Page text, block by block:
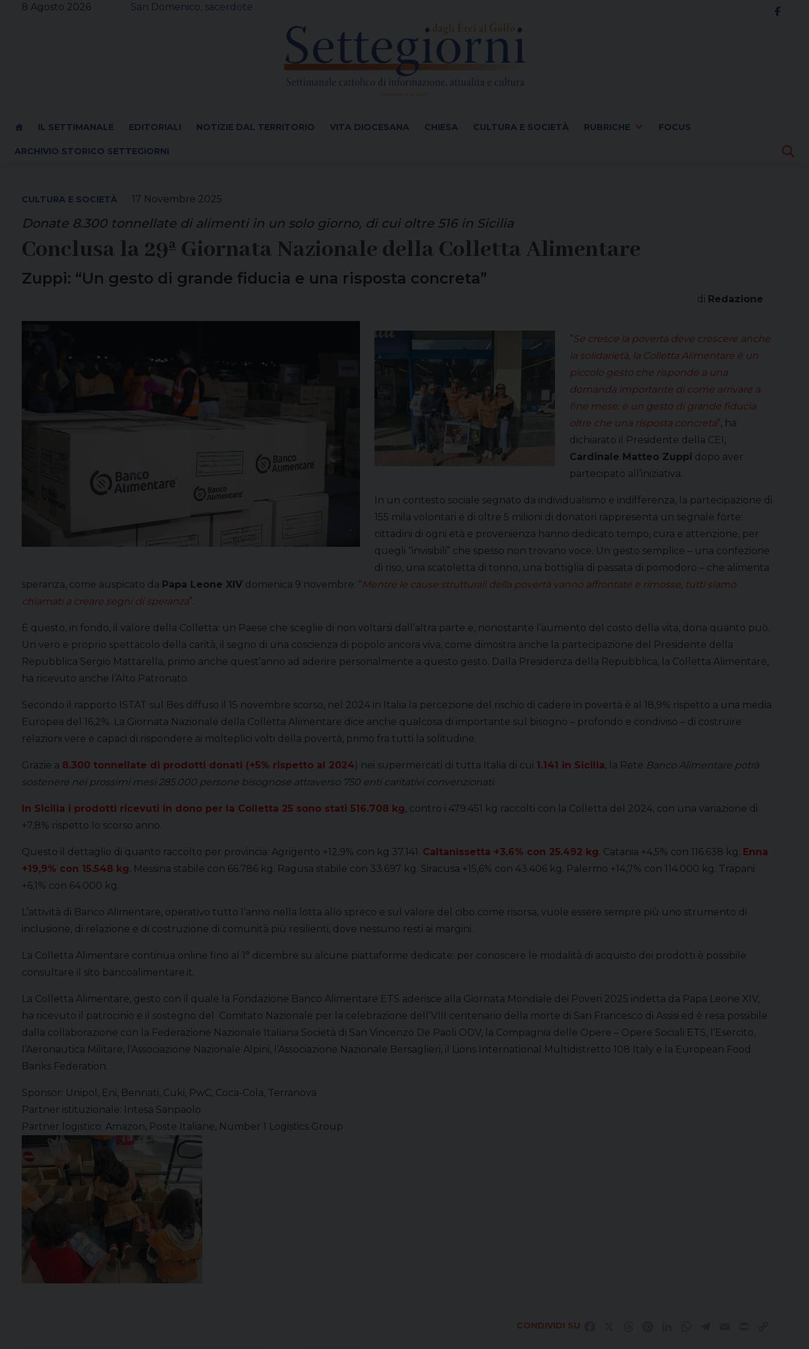
8 Agosto 2026 San Domenico, sacerdote
IL SETTIMANALE EDITORIALI NOTIZIE DAL TERRITORIO VITA DIOCESANA CHIESA CULTURA E SOCIETÀ RUBRICHE FOCUS
ARCHIVIO STORICO SETTEGIORNI
17 Novembre 2025
CULTURA E SOCIETÀ
Donate 8.300 tonnellate di alimenti in un solo giorno, di cui oltre 516 in Sicilia
Conclusa la 29ª Giornata Nazionale della Colletta Alimentare
Zuppi: “Un gesto di grande fiducia e una risposta concreta”
di Redazione
“Se cresce la povertà deve crescere anche
la solidarietà, la Colletta Alimentare è un
piccolo gesto che risponde a una
domanda importante di come arrivare a
fine mese: è un gesto di grande fiducia
oltre che una risposta concreta”, ha
dichiarato il Presidente della CEI,
Cardinale Matteo Zuppi dopo aver
partecipato all’iniziativa.
In un contesto sociale segnato da individualismo e indifferenza, la partecipazione di
155 mila volontari e di oltre 5 milioni di donatori rappresenta un segnale forte:
cittadini di ogni età e provenienza hanno dedicato tempo, cura e attenzione, per
quegli “invisibili” che spesso non trovano voce. Un gesto semplice – una confezione
di riso, una scatoletta di tonno, una bottiglia di passata di pomodoro – che alimenta
speranza, come auspicato da Papa Leone XIV domenica 9 novembre: “Mentre le cause strutturali della povertà vanno affrontate e rimosse, tutti siamo
chiamati a creare segni di speranza”.
È questo, in fondo, il valore della Colletta: un Paese che sceglie di non voltarsi dall’altra parte e, nonostante l’aumento del costo della vita, dona quanto può.
Un vero e proprio spettacolo della carità, il segno di una coscienza di popolo ancora viva, come dimostra anche la partecipazione del Presidente della
Repubblica Sergio Mattarella, primo anche quest’anno ad aderire personalmente a questo gesto. Dalla Presidenza della Repubblica, la Colletta Alimentare,
ha ricevuto anche l’Alto Patronato.
Secondo il rapporto ISTAT sul Bes diffuso il 15 novembre scorso, nel 2024 in Italia la percezione del rischio di cadere in povertà è al 18,9% rispetto a una media
Europea del 16,2%. La Giornata Nazionale della Colletta Alimentare dice anche qualcosa di importante sul bisogno – profondo e condiviso – di costruire
relazioni vere e capaci di rispondere ai molteplici volti della povertà, primo fra tutti la solitudine.
Grazie a 8.300 tonnellate di prodotti donati (+5% rispetto al 2024) nei supermercati di tutta Italia di cui 1.141 in Sicilia, la Rete Banco Alimentare potrà
sostenere nei prossimi mesi 285.000 persone bisognose attraverso 750 enti caritativi convenzionati.
In Sicilia i prodotti ricevuti in dono per la Colletta 25 sono stati 516.708 kg, contro i 479.451 kg raccolti con la Colletta del 2024, con una variazione di
+7,8% rispetto lo scorso anno.
Questo il dettaglio di quanto raccolto per provincia: Agrigento +12,9% con kg 37.141. Caltanissetta +3,6% con 25.492 kg. Catania +4,5% con 116.638 kg. Enna
+19,9% con 15.548 kg. Messina stabile con 66.786 kg. Ragusa stabile con 33.697 kg. Siracusa +15,6% con 43.406 kg. Palermo +14,7% con 114.000 kg. Trapani
+6,1% con 64.000 kg.
L’attività di Banco Alimentare, operativo tutto l’anno nella lotta allo spreco e sul valore del cibo come risorsa, vuole essere sempre più uno strumento di
inclusione, di relazione e di costruzione di comunità più resilienti, dove nessuno resti ai margini.
La Colletta Alimentare continua online fino al 1° dicembre su alcune piattaforme dedicate: per conoscere le modalità di acquisto dei prodotti è possibile
consultare il sito bancoalimentare.it.
La Colletta Alimentare, gesto con il quale la Fondazione Banco Alimentare ETS aderisce alla Giornata Mondiale dei Poveri 2025 indetta da Papa Leone XIV,
ha ricevuto il patrocinio e il sostegno del Comitato Nazionale per la celebrazione dell’VIII centenario della morte di San Francesco di Assisi ed è resa possibile
dalla collaborazione con la Federazione Nazionale Italiana Società di San Vincenzo De Paoli ODV, la Compagnia delle Opere – Opere Sociali ETS, l’Esercito,
l’Aeronautica Militare, l’Associazione Nazionale Alpini, l’Associazione Nazionale Bersaglieri, il Lions International Multidistretto 108 Italy e la European Food
Banks Federation.
Sponsor: Unipol, Eni, Bennati, Cuki, PwC, Coca-Cola, Terranova
Partner istituzionale: Intesa Sanpaolo
Partner logistico: Amazon, Poste Italiane, Number 1 Logistics Group
CONDIVIDI SU